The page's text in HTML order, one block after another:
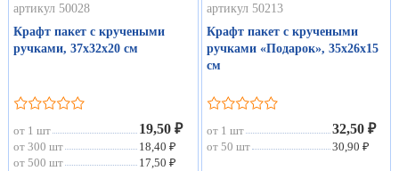
артикул 50028
Крафт пакет с кручеными
ручками, 37х32х20 см
от 1 шт 19,50 ₽
от 300 шт
18,40 ₽
от 500 шт
17,50 ₽
артикул 50213
Крафт пакет с кручеными
ручками «Подарок», 35х26х15
см
от 1 шт 32,50 ₽
от 50 шт 30,90 ₽